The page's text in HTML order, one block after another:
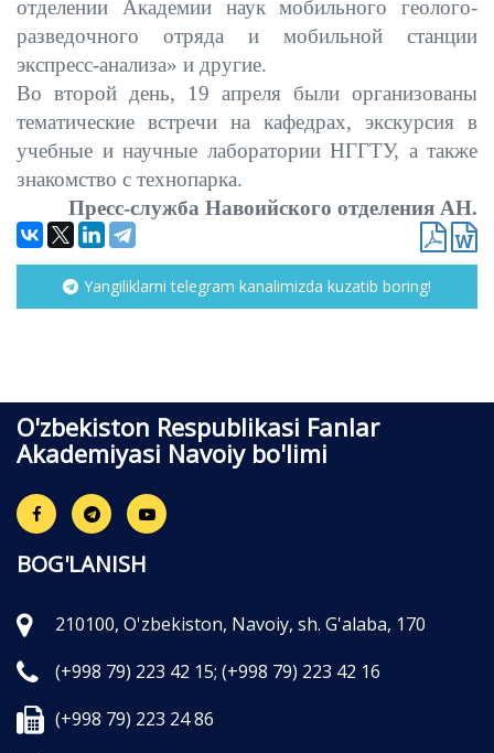
отделении Академии наук мобильного геолого-
разведочного отряда и мобильной станции
экспресс-анализа» и другие.
Во второй день, 19 апреля были организованы
тематические встречи на кафедрах, экскурсия в
учебные и научные лаборатории НГГТУ, а также
знакомство с технопарка.
Пресс-служба Навоийского отделения АН.
Yangiliklarni telegram kanalimizda kuzatib boring!
O'zbekiston Respublikasi Fanlar
Akademiyasi Navoiy bo'limi
BOG'LANISH
210100, O'zbekiston, Navoiy, sh. G'alaba, 170
(+998 79) 223 42 15; (+998 79) 223 42 16
(+998 79) 223 24 86